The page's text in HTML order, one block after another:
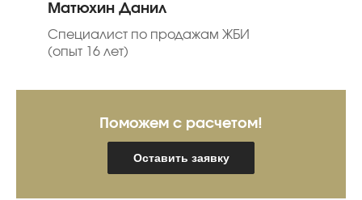
Матюхин Данил
Специалист по продажам ЖБИ
(опыт 16 лет)
Поможем с расчетом!
Оставить заявку